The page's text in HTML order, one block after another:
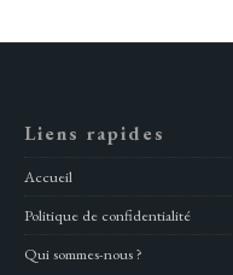
Liens rapides
Accueil
Politique de confidentialité
Qui sommes-nous ?